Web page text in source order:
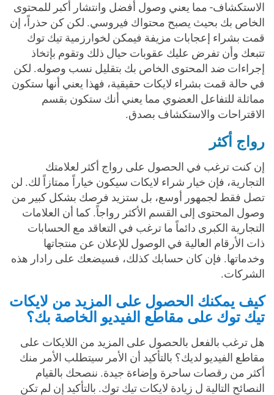
الاستكشاف- مما يعني وصول أفضل وانتشار أكبر للمحتوى
الخاص بك بحيث يصبح محتواك فيروسي. لكن كن حذراً، إن
قمت بشراء إعجابات مزيفة فيمكن لخوارزمية تيك توك
تتبعك وأن تفرض عليك عقوبات حيال ذلك وتقوم بإتخاذ
إجراءات ضد المحتوى الخاص بك بتقليل نسب وصوله. لكن
في حالة قمت بشراء لايكات حقيقية، فهذا يعني أنها ستكون
مماثلة للتفاعل العضوي مما يعني أنك ستكون بقسم
الاقتراحات والاستكشاف بصدق.
رواج أكثر
إن كنت ترغب في الحصول على رواج أكثر لعلامتك
التجارية، فإن خيار شراء لايكات سيكون خياراً ممتازاً لك. لن
تصل فقط لجمهور أوسع، بل ستزيد فرصك بشكل كبير من
وصول المحتوى إلى القسم الأكثر رواجاً. كما أن العلامات
التجارية الكبرى دائماً ما ترغب في التعاقد مع الحسابات
ذات الأرقام العالية في الوصول للإعلان عن منتجاتها
وخدماتها. فإن كان حسابك كذلك، فسيضعك على رادار هذه
الشركات.
كيف يمكنك الحصول على المزيد من لايكات
تيك توك على مقاطع الفيديو الخاصة بك؟
هل ترغب بالفعل بالحصول على المزيد من اللايكات على
مقاطع الفيديو لديك؟ بالتأكيد أن الأمر سيتطلب الأمر منك
أكثر من رقصات ساحرة وإضاءة جيدة. ننصحك بالقيام
النصائح التالية ل زيادة لايكات تيك توك. بالتأكيد إن لم تكن